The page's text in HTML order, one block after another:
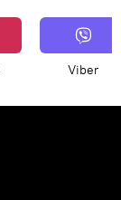
Viber